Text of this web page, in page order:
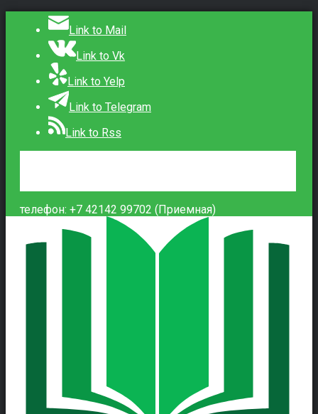
Link to Mail
Link to Vk
Link to Yelp
Link to Telegram
Link to Rss
телефон: +7 42142 99702 (Приемная)